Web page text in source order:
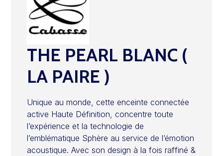
THE PEARL BLANC (
LA PAIRE )
Unique au monde, cette enceinte connectée
active Haute Définition, concentre toute
l’expérience et la technologie de
l’emblématique Sphère au service de l’émotion
acoustique. Avec son design à la fois raffiné &